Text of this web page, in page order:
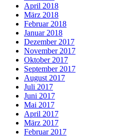
April 2018
März 2018
Februar 2018
Januar 2018
Dezember 2017
November 2017
Oktober 2017
September 2017
August 2017
Juli 2017
Juni 2017
Mai 2017
April 2017
März 2017
Februar 2017